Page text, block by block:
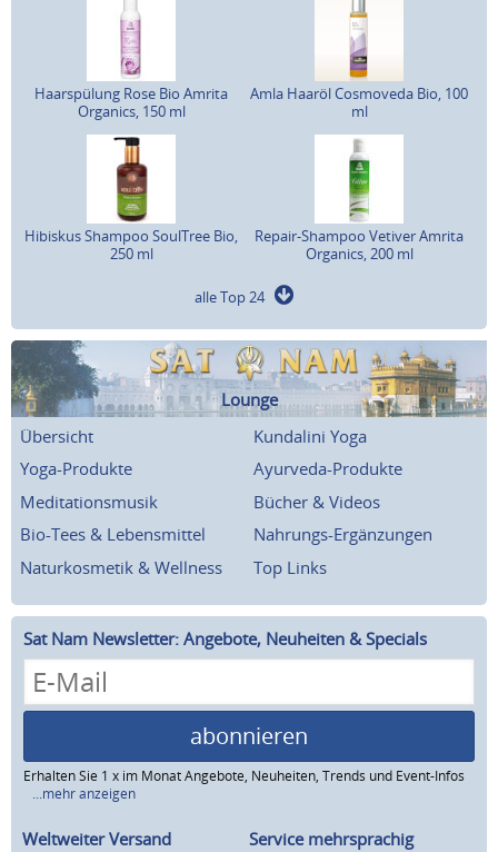
Haarspülung Rose Bio Amrita
Organics, 150 ml
Amla Haaröl Cosmoveda Bio, 100
ml
Hibiskus Shampoo SoulTree Bio,
250 ml
Repair-Shampoo Vetiver Amrita
Organics, 200 ml
alle Top 24
Lounge
Übersicht
Kundalini Yoga
Yoga-Produkte
Ayurveda-Produkte
Meditationsmusik
Bücher & Videos
Bio-Tees & Lebensmittel
Nahrungs-Ergänzungen
Naturkosmetik & Wellness
Top Links
Sat Nam Newsletter: Angebote, Neuheiten & Specials
abonnieren
Erhalten Sie 1 x im Monat Angebote, Neuheiten, Trends und Event-Infos
...mehr anzeigen
Weltweiter Versand Service mehrsprachig